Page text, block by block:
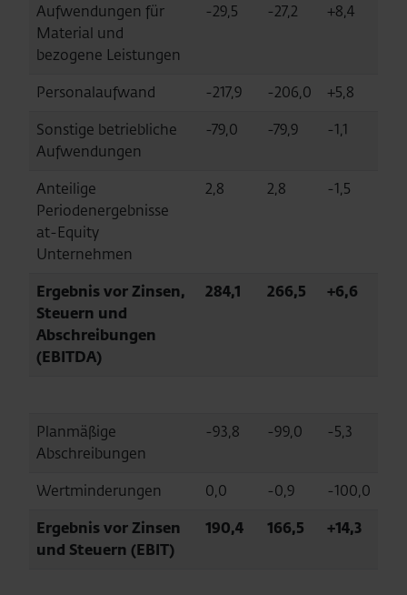
Aufwendungen für
Material und
bezogene Leistungen
-29,5 -27,2 +8,4
Personalaufwand -217,9 -206,0
+5,8
Sonstige betriebliche
Aufwendungen
-79,0 -79,9 -1,1
Anteilige
Periodenergebnisse
at-Equity
Unternehmen
2,8 2,8 -1,5
Ergebnis vor Zinsen,
Steuern und
Abschreibungen
(EBITDA)
284,1 266,5 +6,6
Planmäßige
Abschreibungen
-93,8 -99,0 -5,3
Wertminderungen 0,0 -0,9
-100,0
Ergebnis vor Zinsen
und Steuern (EBIT)
190,4 166,5 +14,3